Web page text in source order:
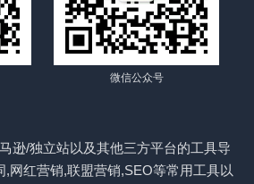
微信公众号
逊/独立站以及其他三方平台的工具导
,网红营销,联盟营销,SEO等常用工具以